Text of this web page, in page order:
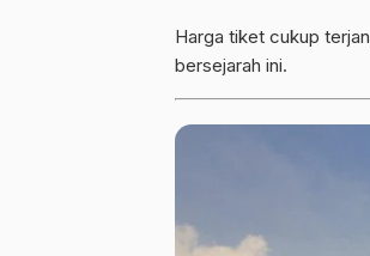
Harga tiket cukup
bersejarah ini.